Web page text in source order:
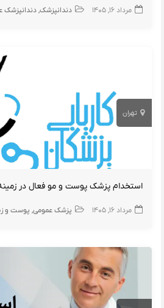
مرداد ۱۶, ۱۴۰۵ دندانپزشک دندانپزشک
تهران
استخدام پزشک پوست و مو فعال در
مرداد ۱۶, ۱۴۰۵ پزشک عمومی پوست و